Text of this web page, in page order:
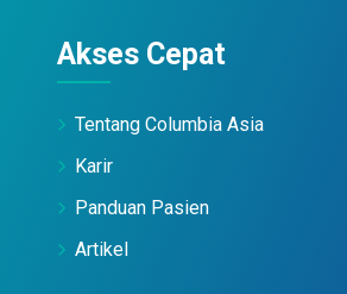
Akses Cepat
Tentang Columbia Asia
Karir
Panduan Pasien
Artikel